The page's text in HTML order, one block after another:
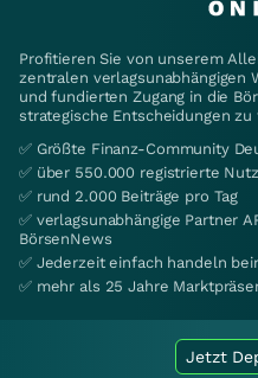
Profitieren Sie von unserem
zentralen
und fundierten Zugang in die
strategische Entscheidungen
✅ Größte Finanz-Community
✅ über 550.000 registrierte
✅ rund 2.000 Beiträge pro Tag
✅ verlagsunabhängige Partner
BörsenNews
✅ Jederzeit einfach handeln
✅ mehr als 25 Jahre
Jetzt